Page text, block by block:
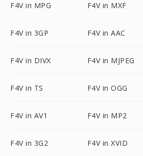
F4V in MPG F4V in MXF
F4V in 3GP F4V in AAC
F4V in DIVX F4V in MJPEG
F4V in TS F4V in OGG
F4V in AV1 F4V in MP2
F4V in 3G2 F4V in XVID